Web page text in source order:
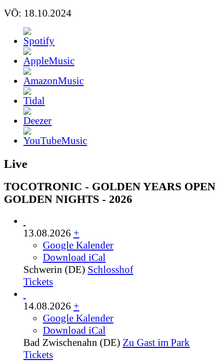
VÖ: 18.10.2024
Live
TOCOTRONIC - GOLDEN YEARS
GOLDEN NIGHTS - 2026
13.08.2026 +
Google Kalender
Download iCal
Schwerin (DE) Schlosshof
Tickets
14.08.2026 +
Google Kalender
Download iCal
Bad Zwischenahn (DE) Zu Gast im Park
Tickets